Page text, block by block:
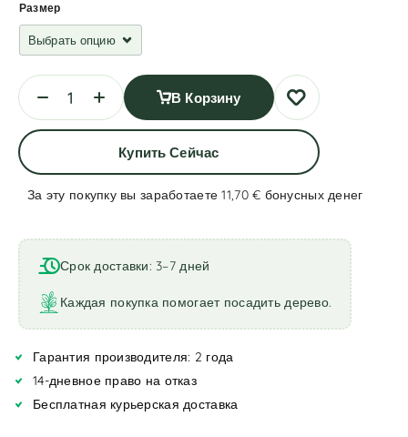
Размер
В Корзину
Купить Сейчас
За эту покупку вы заработаете 11,70 € бонусных денег
l
t
e
r
n
t
i
Срок доставки: 3–7 дней
Каждая покупка помогает посадить дерево.
Гарантия производителя: 2 года
14-дневное право на отказ
Бесплатная курьерская доставка